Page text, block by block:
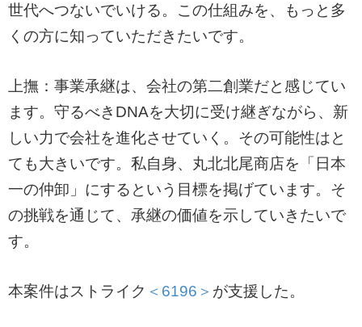
世代へつないでいける。この仕組みを、もっと多
くの方に知っていただきたいです。
上撫：事業承継は、会社の第二創業だと感じてい
ます。守るべきDNAを大切に受け継ぎながら、新
しい力で会社を進化させていく。その可能性はと
ても大きいです。私自身、丸北北尾商店を「日本
一の仲卸」にするという目標を掲げています。そ
の挑戦を通じて、承継の価値を示していきたいで
す。
本案件はストライク ＜6196＞ が支援した。